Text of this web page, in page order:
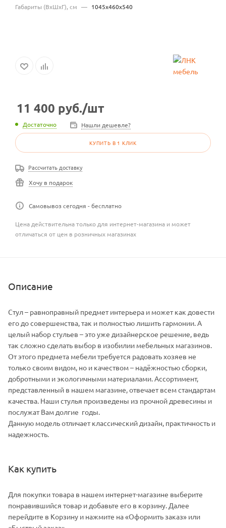
Габариты (ВхШхГ), см — 1045х460х540
11 400 руб./шт
Достаточно Нашли дешевле?
КУПИТЬ В 1 КЛИК
Рассчитать доставку
Хочу в подарок
Самовывоз сегодня - бесплатно
Цена действительна только для интернет-магазина и может
отличаться от цен в розничных магазинах
Описание
Стул – равноправный предмет интерьера и может как довести
его до совершенства, так и полностью лишить гармонии. А
целый набор стульев – это уже дизайнерское решение, ведь
так сложно сделать выбор в изобилии мебельных магазинов.
От этого предмета мебели требуется радовать хозяев не
только своим видом, но и качеством – надёжностью сборки,
добротными и экологичными материалами. Ассортимент,
представленный в нашем магазине, отвечает всем стандартам
качества. Наши стулья произведены из прочной древесины и
послужат Вам долгие годы.
Данную модель отличает классический дизайн, практичность и
надежность.
Как купить
Для покупки товара в нашем интернет-магазине выберите
понравившийся товар и добавьте его в корзину. Далее
перейдите в Корзину и нажмите на «Оформить заказ» или